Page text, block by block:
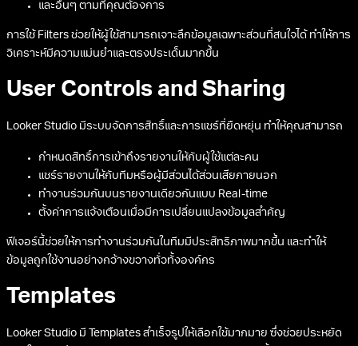
และอื่นๆ ตามที่คุณต้องการ
การใช้ Filters ช่วยให้ผู้ใช้สามารถเจาะลึกข้อมูลเฉพาะส่วนที่สนใจได้ ทำให้การ
วิเคราะห์มีความแม่นยำและตรงประเด็นมากขึ้น
User Controls and Sharing
Looker Studio มีระบบจัดการสิทธิ์และการแชร์ที่ยืดหยุ่น ทำให้คุณสามารถ
กำหนดสิทธิ์การเข้าถึงรายงานให้กับผู้ใช้แต่ละคน
แชร์รายงานให้กับทีมหรือผู้มีส่วนได้ส่วนเสียภายนอก
ทำงานร่วมกันบนรายงานเดียวกันแบบ Real-time
ตั้งค่าการแจ้งเตือนเมื่อมีการเปลี่ยนแปลงข้อมูลสำคัญ
ฟีเจอร์นี้ช่วยให้การทำงานร่วมกันในทีมมีประสิทธิภาพมากขึ้น และทำให้
ข้อมูลถูกใช้งานอย่างกว้างขวางทั่วทั้งองค์กร
Templates
Looker Studio มี Templates สำเร็จรูปให้เลือกใช้มากมาย ซึ่งช่วยประหยัด